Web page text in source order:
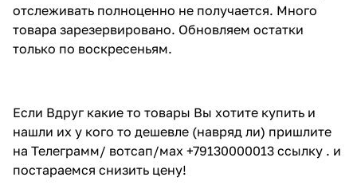
отслеживать полноценно не получается. Много
товара зарезервировано. Обновляем остатки
только по воскресеньям.
Если Вдруг какие то товары Вы хотите купить и
нашли их у кого то дешевле (навряд ли) пришлите
на Телеграмм/ вотсап/мах +79130000013 ссылку . и
постараемся снизить цену!